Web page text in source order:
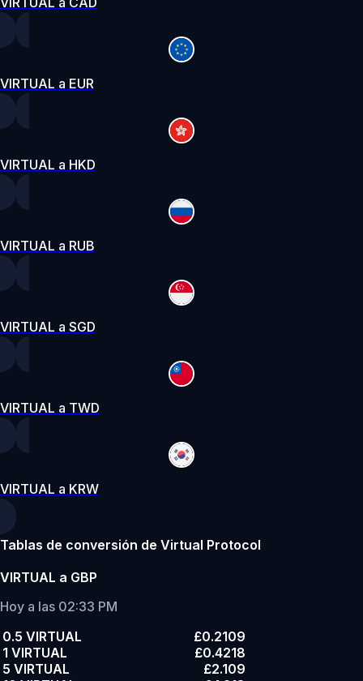
VIRTUAL a EUR
VIRTUAL a HKD
VIRTUAL a RUB
VIRTUAL a SGD
VIRTUAL a TWD
VIRTUAL a KRW
Tablas de conversión de Virtual Protocol
VIRTUAL a GBP
Hoy a las 02:33 PM
0.5 VIRTUAL
£0.2109
1 VIRTUAL
£0.4218
5 VIRTUAL
£2.109